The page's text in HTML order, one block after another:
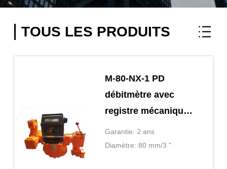
TOUS LES PRODUITS
M-80-NX-1 PD
débitmètre avec
registre mécanique,
registre préréglé,
filtre, éliminateur
Garantie: 2 ans
Diamètre: 80 mm/3 "